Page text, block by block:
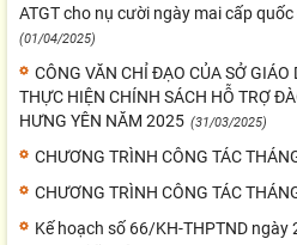
ATGT cho nụ cười ngày mai cấp
(01/04/2025)
CÔNG VĂN CHỈ ĐẠO CỦA SỞ GIÁO
THỰC HIỆN CHÍNH SÁCH HỖ TRỢ
HƯNG YÊN NĂM 2025 (31/03/2025)
CHƯƠNG TRÌNH CÔNG TÁC
CHƯƠNG TRÌNH CÔNG TÁC
Kế hoạch số 66/KH-THPTND